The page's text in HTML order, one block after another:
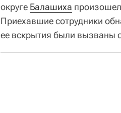
округе Балашиха
Приехавшие сотрудники
ее вскрытия были вызваны